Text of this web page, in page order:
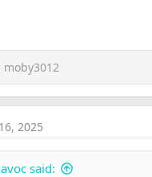
moby3012
2025
said: